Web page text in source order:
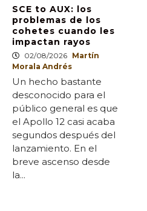
SCE to AUX: los
problemas de los
cohetes cuando les
impactan rayos
02/08/2026 Martín
Morala Andrés
Un hecho bastante
desconocido para el
público general es que
el Apollo 12 casi acaba
segundos después del
lanzamiento. En el
breve ascenso desde
la...